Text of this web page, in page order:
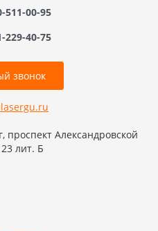
511-00-95
229-40-75
звонок
проспект Александровской
лит. Б